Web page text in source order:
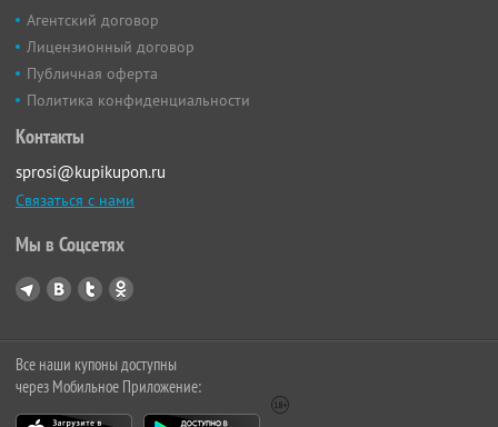
Агентский договор
Лицензионный договор
Публичная оферта
Политика конфиденциальности
Контакты
sprosi@kupikupon.ru
Связаться с нами
Мы в Соцсетях
Все наши купоны доступны
через Мобильное Приложение: